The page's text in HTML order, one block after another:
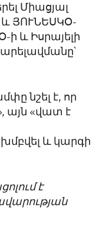
Միացյալ
ՅՈՒՆԵՍԿՕ-
ի և Իսրայելի
նշել է, որ
այն «վատ է
և կարգի
է